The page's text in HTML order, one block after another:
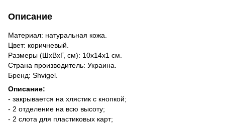
Описание
Материал: натуральная кожа.
Цвет: коричневый.
Размеры (ШхВхГ, см): 10х14х1 см.
Страна производитель: Украина.
Бренд: Shvigel.
Описание:
- закрывается на хлястик с кнопкой;
- 2 отделение на всю высоту;
- 2 слота для пластиковых карт;